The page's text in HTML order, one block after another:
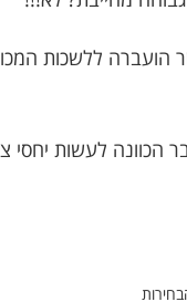
ללשכות
לעשות יחסי